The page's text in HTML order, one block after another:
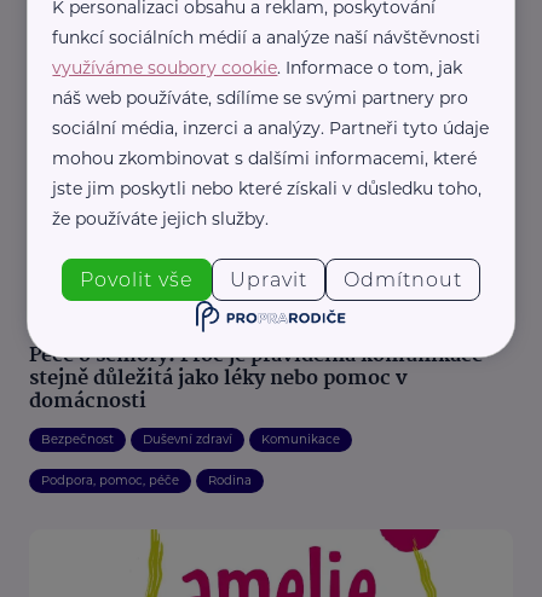
Péče v domácím prostředí Podpora, pomoc, péče Pro pečující
Reklama
Péče o seniory: Proč je pravidelná komunikace
stejně důležitá jako léky nebo pomoc v
domácnosti
Bezpečnost Duševní zdraví Komunikace
Podpora, pomoc, péče Rodina
K personalizaci obsahu a reklam, poskytování
funkcí sociálních médií a analýze naší návštěvnosti
využíváme soubory cookie. Informace o tom, jak
náš web používáte, sdílíme se svými partnery pro
sociální média, inzerci a analýzy. Partneři tyto údaje
mohou zkombinovat s dalšími informacemi, které
jste jim poskytli nebo které získali v důsledku toho,
že používáte jejich služby.
Povolit vše Upravit Odmítnout